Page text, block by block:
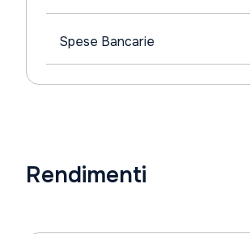
Spese Bancarie
Rendimenti